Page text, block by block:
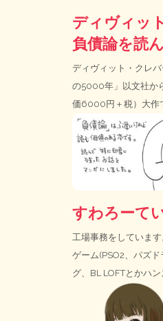
ディヴィッ
負債論を読
ディヴィット・クレ
の5000年」以文社か
価6000円＋税）大作
すわろーて
工場事務をしています
ゲーム(PSO2、パズ
グ、BL LOFTとかハン